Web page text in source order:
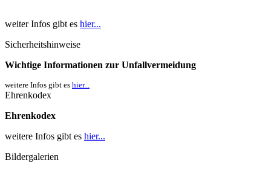
weiter Infos gibt es hier...
Sicherheitshinweise
Wichtige Informationen zur Unfallvermeidung
weitere Infos gibt es hier...
Ehrenkodex
Ehrenkodex
weitere Infos gibt es hier...
Bildergalerien